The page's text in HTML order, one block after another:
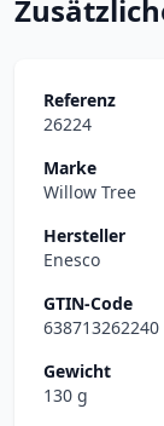
Referenz
26224
Marke
Willow Tree
Hersteller
Enesco
GTIN-Code
638713262240
Gewicht
130 g